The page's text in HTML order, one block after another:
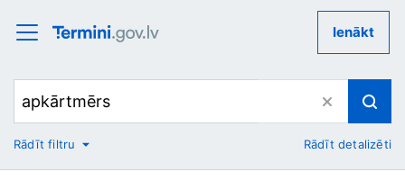
Ienākt
No
Rādīt filtru Rādīt detalizēti